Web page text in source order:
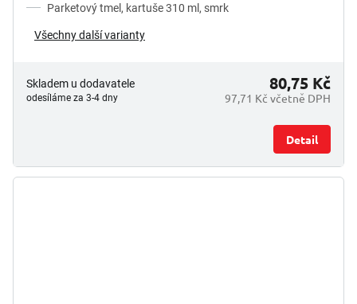
Parketový tmel, kartuše 310 ml, smrk
Všechny další varianty
Skladem u dodavatele
odesíláme za 3-4 dny 97,71 Kč včetně DPH
80,75 Kč
Detail